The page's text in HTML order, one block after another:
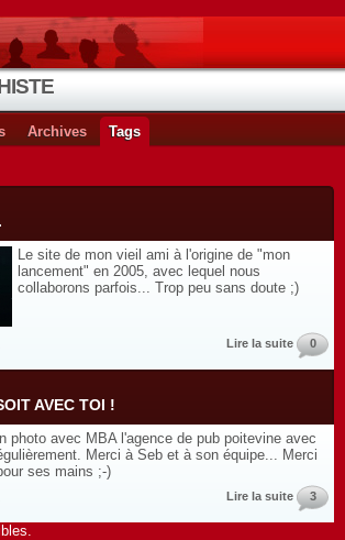
Archives Tags
Le site de mon vieil ami à l'origine de "mon
lancement" en 2005, avec lequel nous
collaborons parfois... Trop peu sans doute ;)
Lire la suite 0
AVEC TOI !
photo avec MBA l'agence de pub poitevine avec
Merci à Seb et à son équipe... Merci
ses mains ;-)
Lire la suite 3